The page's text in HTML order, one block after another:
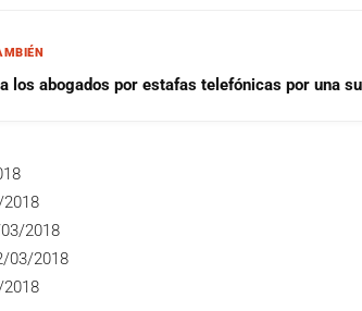
los abogados por estafas telefónicas por una
2018
2018
03/2018
2018